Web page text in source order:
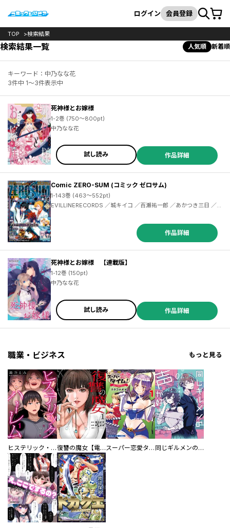
検索
ログイン 会員登録カート
TOP 検索結果
検索結果一覧 人気順 新着順
キーワード：中乃なな花
3件中 1～3件表示中
死神様とお嫁様
1-2巻 (750～800pt)
中乃なな花
試し読み 作品詳細
Comic ZERO-SUM (コミック ゼロサム)
1-143巻 (463～552pt)
EVILLINERECORDS ／城キイコ ／百瀬祐一郎 ／あかつき三日 ／辻村七子 ／雪広うたこ ／おがきちか ／アラスカぱん ／桃春花 ／まろ ／尾羊英 ／中村颯希 ／ゆき哉 ／やましろ梅太 ／真冬日 ／御巫桃也 ／春園ショウ ／須賀今日助 ／佐藤友哉 ／ひだかなみ ／山口悟 ／高山しのぶ ／庭春樹 ／藤咲淳一 ／RayarkInc. ／久米田夏緒 ／おの秋人 ／文庫妖 ／なま ／雨宮由樹 ／市原ゆき乃 ／いそふらぼん肘樹 ／西実さく ／松幸かほ ／テクノサマタ ／ムネヤマヨシミ ／リベル・エンタテインメント ／冨士原良 ／シノノメウタ ／都志見文太
作品詳細
死神様とお嫁様 【連載版】
1-12巻 (150pt)
中乃なな花
試し読み 作品詳細
職業・ビジネス もっと見る
ヒステリック・ハーレム～搾られる男と堕ちる女～【電子単行本版】 復讐の魔女【電子単行本版】 スーパー恋愛タイム！～現場でドＳな彼女は自宅でデレる～ 同じギルメンの声が好き